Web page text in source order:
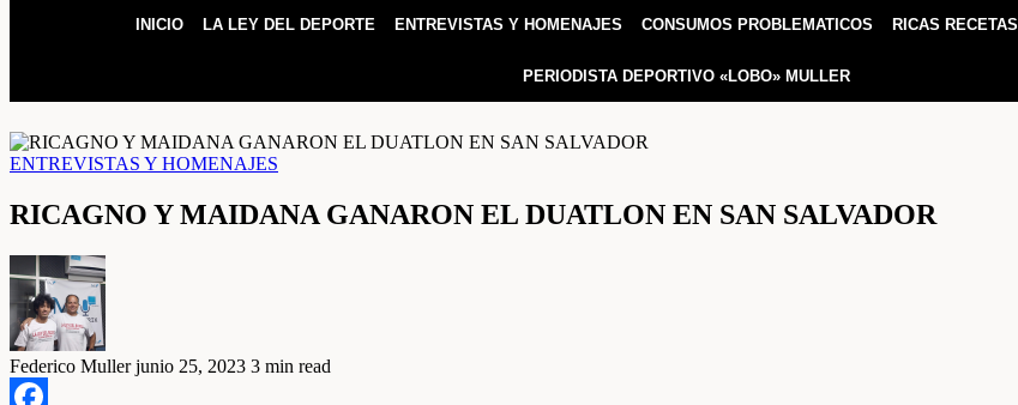
INICIO LA LEY DEL DEPORTE ENTREVISTAS Y HOMENAJES CONSUMOS PROBLEMATICOS RICAS RECETAS
PERIODISTA DEPORTIVO «LOBO» MULLER
ENTREVISTAS Y HOMENAJES
RICAGNO Y MAIDANA GANARON EL DUATLON EN SAN SALVADOR
Federico Muller junio 25, 2023 3 min read